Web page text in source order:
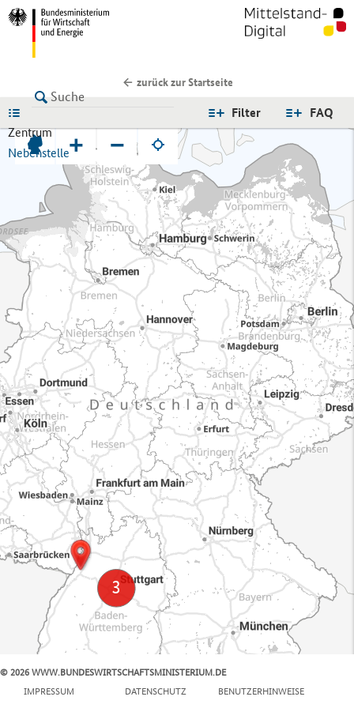
zurück zur Startseite
FAQ
Filter
Zentrum
Nebenstelle+ −
© 2026 WWW.BUNDESWIRTSCHAFTSMINISTERIUM.DE
IMPRESSUM
DATENSCHUTZ BENUTZERHINWEISE